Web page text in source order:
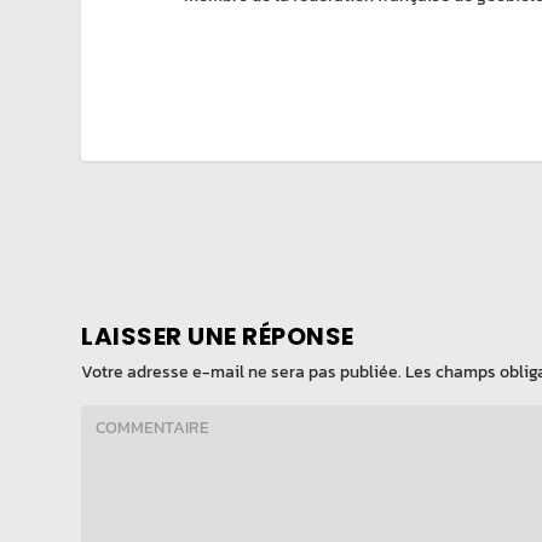
LAISSER UNE RÉPONSE
Votre adresse e-mail ne sera pas publiée. Les champs